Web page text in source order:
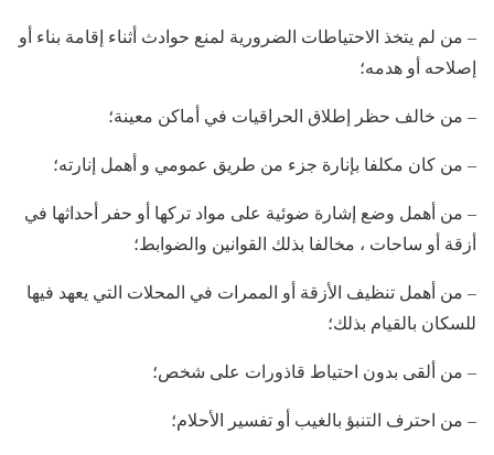
– من لم يتخذ الاحتياطات الضرورية لمنع حوادث أثناء إقامة بناء أو
إصلاحه أو هدمه؛
– من خالف حظر إطلاق الحراقيات في أماكن معينة؛
– من كان مكلفا بإنارة جزء من طريق عمومي و أهمل إنارته؛
– من أهمل وضع إشارة ضوئية على مواد تركها أو حفر أحداثها في
أزقة أو ساحات ، مخالفا بذلك القوانين والضوابط؛
– من أهمل تنظيف الأزقة أو الممرات في المحلات التي يعهد فيها
للسكان بالقيام بذلك؛
– من ألقى بدون احتياط قاذورات على شخص؛
– من احترف التنبؤ بالغيب أو تفسير الأحلام؛